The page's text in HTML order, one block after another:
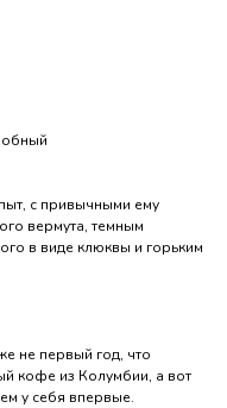
с привычными ему
вермута, темным
в виде клюквы и горьким
не первый год, что
кофе из Колумбии, а вот
у себя впервые.